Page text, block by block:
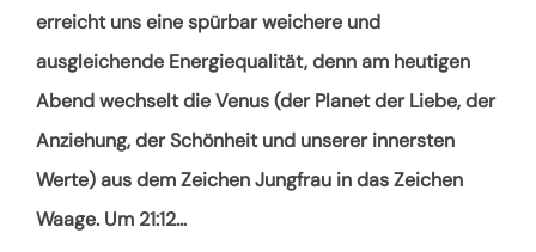
erreicht uns eine spürbar weichere und
ausgleichende Energiequalität, denn am heutigen
Abend wechselt die Venus (der Planet der Liebe, der
Anziehung, der Schönheit und unserer innersten
Werte) aus dem Zeichen Jungfrau in das Zeichen
Waage. Um 21:12…